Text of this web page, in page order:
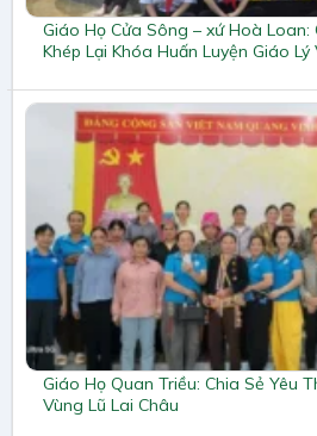
Giáo Họ Cửa Sông – xứ Hoà Loan:
Khép Lại Khóa Huấn Luyện Giáo Lý
Giáo Họ Quan Triều: Chia Sẻ Yêu
Vùng Lũ Lai Châu